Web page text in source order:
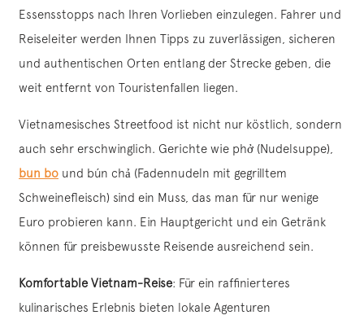
Essensstopps nach Ihren Vorlieben einzulegen. Fahrer und
Reiseleiter werden Ihnen Tipps zu zuverlässigen, sicheren
und authentischen Orten entlang der Strecke geben, die
weit entfernt von Touristenfallen liegen.
Vietnamesisches Streetfood ist nicht nur köstlich, sondern
auch sehr erschwinglich. Gerichte wie phở (Nudelsuppe),
bun bo und bún chả (Fadennudeln mit gegrilltem
Schweinefleisch) sind ein Muss, das man für nur wenige
Euro probieren kann. Ein Hauptgericht und ein Getränk
können für preisbewusste Reisende ausreichend sein.
Komfortable Vietnam-Reise: Für ein raffinierteres
kulinarisches Erlebnis bieten lokale Agenturen